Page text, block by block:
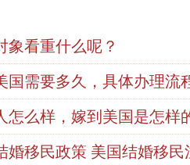
象看重什么呢？
国需要多久，具体办理流
怎么样，嫁到美国是怎样
婚移民政策 美国结婚移民